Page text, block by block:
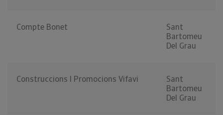
Compte Bonet
Sant
Bartomeu
Del Grau
Construccions I Promocions Vifavi
Sant
Bartomeu
Del Grau